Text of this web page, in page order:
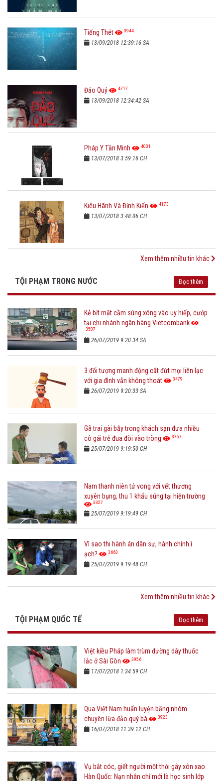
Tiếng Thét 3944
13/09/2018 12:39:16 SA
Đảo Quỷ 4717
13/09/2018 12:34:42 SA
Pháp Y Tần Minh 4031
13/07/2018 3:59:16 CH
Kiêu Hãnh Và Định Kiến 4173
13/07/2018 3:48:06 CH
Xem thêm nhiều tin khác
TỘI PHẠM TRONG NƯỚC Đọc thêm
Kẻ bịt mặt cầm súng xông vào uy hiếp, cướp
tại chi nhánh ngân hàng Vietcombank
3507
26/07/2019 9:20:34 SA
3 đối tượng manh động cắt đứt mọi liên lạc
với gia đình vẫn không thoát
3479
26/07/2019 9:20:33 SA
Gã trai gài bẫy trong khách sạn đưa nhiều
cô gái trẻ đua đòi vào tròng
3757
25/07/2019 9:19:50 CH
Nam thanh niên tử vong với vết thương
xuyên bụng, thu 1 khẩu súng tại hiện trường
3327
25/07/2019 9:19:49 CH
Vì sao thi hành án dân sự, hành chính ì
ạch?
3663
25/07/2019 9:19:48 CH
Xem thêm nhiều tin khác
TỘI PHẠM QUỐC TẾ Đọc thêm
Việt kiều Pháp làm trùm đường dây thuốc
lắc ở Sài Gòn
3956
17/07/2018 1:34:59 CH
Qua Việt Nam huấn luyện băng nhóm
chuyên lừa đảo quý bà
3923
16/07/2018 11:39:12 CH
Vụ bắt cóc, giết người một thời gây xôn xao
Hàn Quốc: Nạn nhân chỉ mới là học sinh lớp